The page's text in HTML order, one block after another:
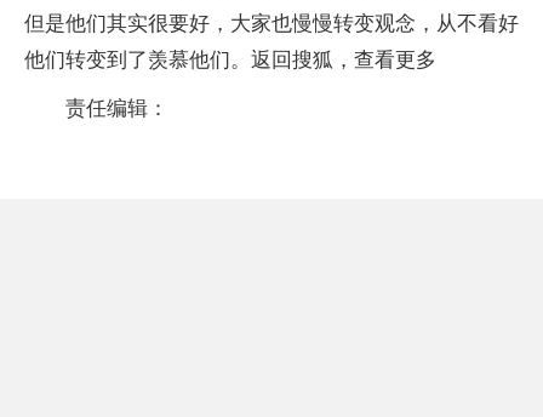
但是他们其实很要好，大家也慢慢转变观念，从不看好
他们转变到了羡慕他们。返回搜狐，查看更多
责任编辑：